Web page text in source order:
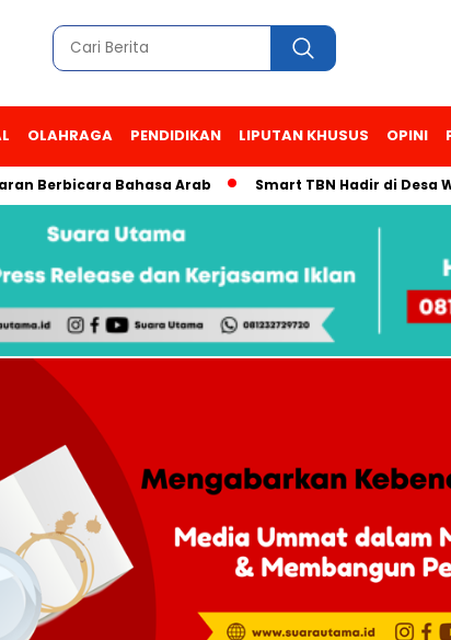
OLAHRAGA PENDIDIKAN LIPUTAN KHUSUS OPINI
Berbicara Bahasa Arab Smart TBN Hadir di Desa